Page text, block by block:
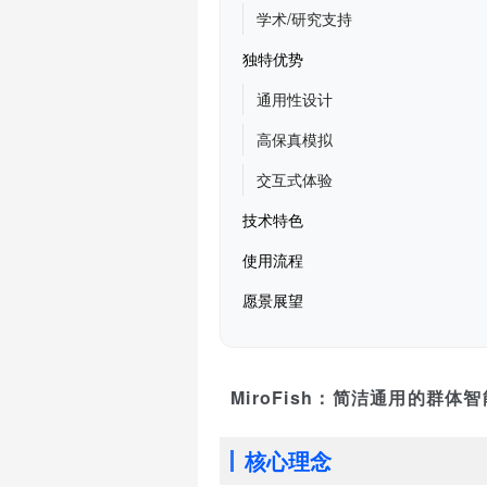
学术/研究支持
独特优势
通用性设计
高保真模拟
交互式体验
技术特色
使用流程
愿景展望
MiroFish：简洁通用的群体智
核心理念